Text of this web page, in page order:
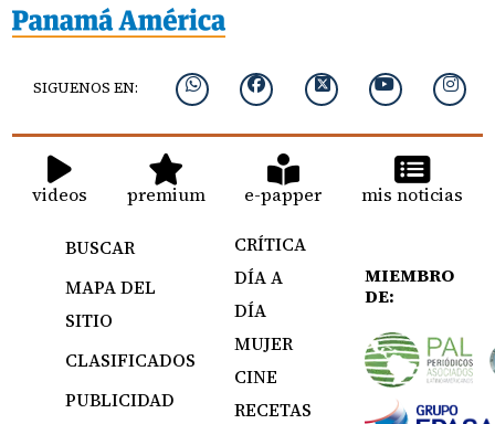
SIGUENOS EN:
videos premium e-papper mis noticias
BUSCAR
MAPA DEL
SITIO
CLASIFICADOS
PUBLICIDAD
CRÍTICA
DÍA A
DÍA
MUJER
CINE
RECETAS
MIEMBRO
DE: